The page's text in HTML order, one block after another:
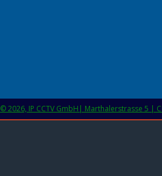
© 2026, IP CCTV GmbH| Marthalerstrasse 5 |